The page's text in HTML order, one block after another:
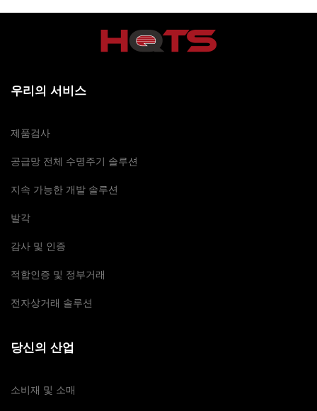
우리의 서비스
제품검사
공급망 전체 수명주기 솔루션
지속 가능한 개발 솔루션
발각
감사 및 인증
적합인증 및 정부거래
전자상거래 솔루션
당신의 산업
소비재 및 소매